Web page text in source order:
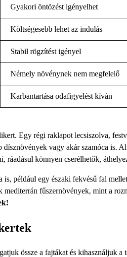
Gyakori öntözést igényelhet
Költségesebb lehet az indulás
Stabil rögzítést igényel
Némely növénynek nem megfelelő
Karbantartása odafigyelést kíván
Egy régi raklapot lecsiszolva,
vagy akár szamóca is.
ráadásul könnyen cserélhetők,
például egy északi fekvésű fal
fűszernövények, mint a
össze a fajtákat és kihasználjuk a